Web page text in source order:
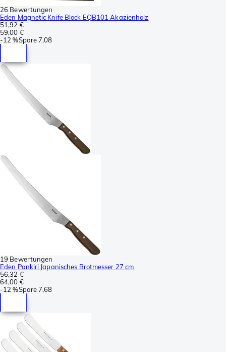
26 Bewertungen
Eden Magnetic Knife Block EQB101 Akazienholz
51,92 €
59,00 €
-12 %Spare7,08
19 Bewertungen
Eden Pankiri Japanisches Brotmesser 27 cm
56,32 €
64,00 €
-12 %Spare7,68